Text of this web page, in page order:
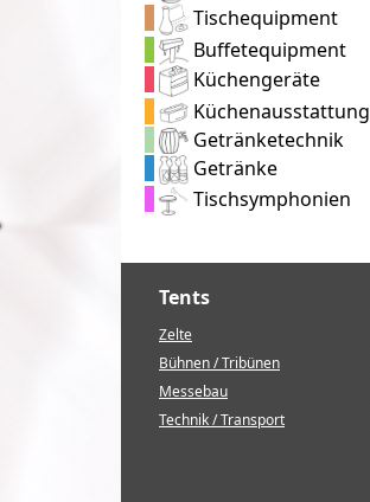
Tischequipment
Buffetequipment
Küchengeräte
Küchenausstattung
Getränketechnik
Getränke
Tischsymphonien
Tents
Zelte
Bühnen / Tribünen
Messebau
Technik / Transport